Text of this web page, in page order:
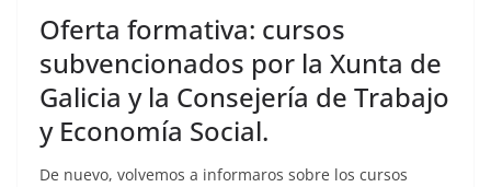
Oferta formativa: cursos
subvencionados por la Xunta de
Galicia y la Consejería de Trabajo
y Economía Social.
De nuevo, volvemos a informaros sobre los cursos